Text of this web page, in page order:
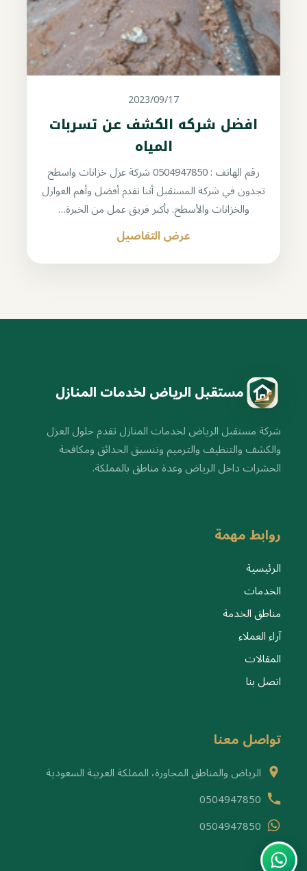
2023/09/17
افضل شركه الكشف عن تسربات
المياه
رقم الهاتف : 0504947850 شركة عزل خزانات واسطح
تجدون في شركة المستقبل أننا نقدم أفضل وأهم العوازل
والخزانات والأسطح. بأكبر فريق عمل من الخبرة…
عرض التفاصيل
مستقبل الرياض لخدمات المنازل
شركة مستقبل الرياض لخدمات المنازل تقدم حلول العزل
والكشف والتنظيف والترميم وتنسيق الحدائق ومكافحة
الحشرات داخل الرياض وعدة مناطق بالمملكة.
روابط مهمة
الرئيسية
الخدمات
مناطق الخدمة
آراء العملاء
المقالات
اتصل بنا
تواصل معنا
الرياض والمناطق المجاورة، المملكة العربية السعودية
0504947850
0504947850